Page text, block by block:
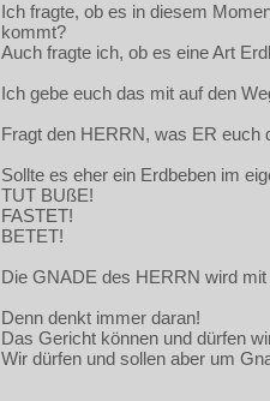
Ich fragte, ob es in diesem
kommt?
Auch fragte ich, ob es eine Art
Ich gebe euch das mit auf den
Fragt den HERRN, was ER euch
Sollte es eher ein Erdbeben im
TUT BUßE!
FASTET!
BETET!
Die GNADE des HERRN wird
Denn denkt immer daran!
Das Gericht können und dürfen
Wir dürfen und sollen aber um